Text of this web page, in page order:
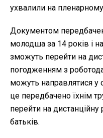
ухвалили на пленарному
Документом
молодша за 14 років і
зможуть перейти на
погодженням з
можуть направлятися
це передбачено їхнім
перейти на
батьків.